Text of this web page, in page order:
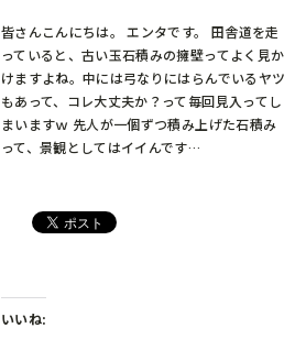
皆さんこんにちは。 エンタです。 田舎道を走
っていると、古い玉石積みの擁壁ってよく見か
けますよね。中には弓なりにはらんでいるヤツ
もあって、コレ大丈夫か？って毎回見入ってし
まいますｗ 先人が一個ずつ積み上げた石積み
って、景観としてはイイんです…
いいね: